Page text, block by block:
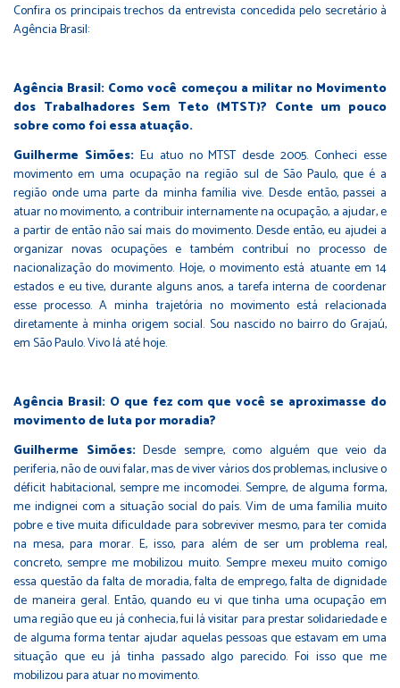
Confira os principais trechos da entrevista concedida pelo secretário à
Agência Brasil:
Agência Brasil: Como você começou a militar no Movimento
dos Trabalhadores Sem Teto (MTST)? Conte um pouco
sobre como foi essa atuação.
Guilherme Simões:Eu atuo no MTST desde 2005. Conheci esse
movimento em uma ocupação na região sul de São Paulo, que é a
região onde uma parte da minha família vive. Desde então, passei a
atuar no movimento, a contribuir internamente na ocupação, a ajudar, e
a partir de então não saí mais do movimento. Desde então, eu ajudei a
organizar novas ocupações e também contribuí no processo de
nacionalização do movimento. Hoje, o movimento está atuante em 14
estados e eu tive, durante alguns anos, a tarefa interna de coordenar
esse processo. A minha trajetória no movimento está relacionada
diretamente à minha origem social. Sou nascido no bairro do Grajaú,
em São Paulo. Vivo lá até hoje.
Agência Brasil: O que fez com que você se aproximasse do
movimento de luta por moradia?
Guilherme Simões:Desde sempre, como alguém que veio da
periferia, não de ouvi falar, mas de viver vários dos problemas, inclusive o
déficit habitacional, sempre me incomodei. Sempre, de alguma forma,
me indignei com a situação social do país. Vim de uma família muito
pobre e tive muita dificuldade para sobreviver mesmo, para ter comida
na mesa, para morar. E, isso, para além de ser um problema real,
concreto, sempre me mobilizou muito. Sempre mexeu muito comigo
essa questão da falta de moradia, falta de emprego, falta de dignidade
de maneira geral. Então, quando eu vi que tinha uma ocupação em
uma região que eu já conhecia, fui lá visitar para prestar solidariedade e
de alguma forma tentar ajudar aquelas pessoas que estavam em uma
situação que eu já tinha passado algo parecido. Foi isso que me
mobilizou para atuar no movimento.